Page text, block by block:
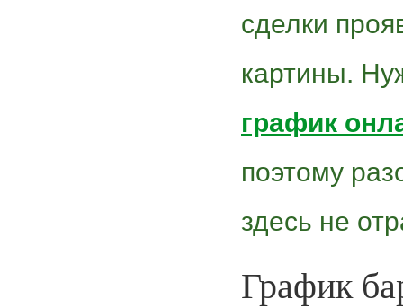
сделки
картины.
график
поэтому
здесь не
График